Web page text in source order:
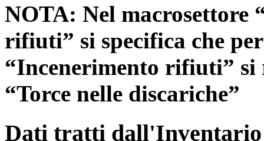
NOTA: Nel macrosettore
rifiuti” si specifica che
“Incenerimento rifiuti”
“Torce nelle discariche”
Dati tratti dall'Inventario